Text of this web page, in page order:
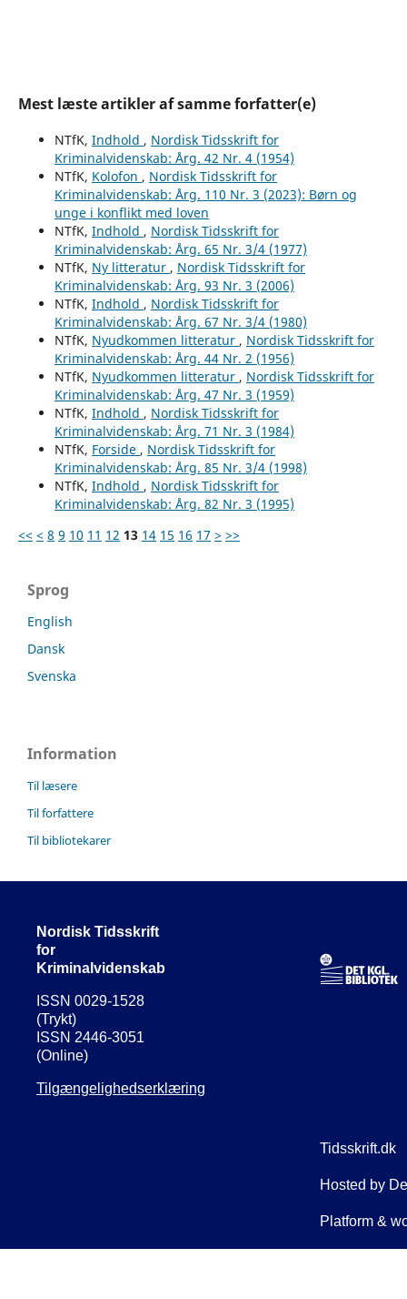
Mest læste artikler af samme forfatter(e)
NTfK, Indhold , Nordisk Tidsskrift for
Kriminalvidenskab: Årg. 42 Nr. 4 (1954)
NTfK, Kolofon , Nordisk Tidsskrift for
Kriminalvidenskab: Årg. 110 Nr. 3 (2023): Børn og
unge i konflikt med loven
NTfK, Indhold , Nordisk Tidsskrift for
Kriminalvidenskab: Årg. 65 Nr. 3/4 (1977)
NTfK, Ny litteratur , Nordisk Tidsskrift for
Kriminalvidenskab: Årg. 93 Nr. 3 (2006)
NTfK, Indhold , Nordisk Tidsskrift for
Kriminalvidenskab: Årg. 67 Nr. 3/4 (1980)
NTfK, Nyudkommen litteratur , Nordisk Tidsskrift for
Kriminalvidenskab: Årg. 44 Nr. 2 (1956)
NTfK, Nyudkommen litteratur , Nordisk Tidsskrift for
Kriminalvidenskab: Årg. 47 Nr. 3 (1959)
NTfK, Indhold , Nordisk Tidsskrift for
Kriminalvidenskab: Årg. 71 Nr. 3 (1984)
NTfK, Forside , Nordisk Tidsskrift for
Kriminalvidenskab: Årg. 85 Nr. 3/4 (1998)
NTfK, Indhold , Nordisk Tidsskrift for
Kriminalvidenskab: Årg. 82 Nr. 3 (1995)
<< < 8 9 10 11 12 13 14 15 16 17 > >>
Sprog
English
Dansk
Svenska
Information
Til læsere
Til forfattere
Til bibliotekarer
Nordisk Tidsskrift
for
Kriminalvidenskab
ISSN 0029-1528
(Trykt)
ISSN 2446-3051
(Online)
Tilgængelighedserklæring